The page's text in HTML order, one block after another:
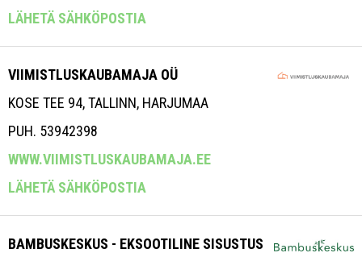
LÄHETÄ SÄHKÖPOSTIA
VIIMISTLUSKAUBAMAJA OÜ
KOSE TEE 94, TALLINN, HARJUMAA
PUH. 53942398
WWW.VIIMISTLUSKAUBAMAJA.EE
LÄHETÄ SÄHKÖPOSTIA
BAMBUSKESKUS - EKSOOTILINE SISUSTUS